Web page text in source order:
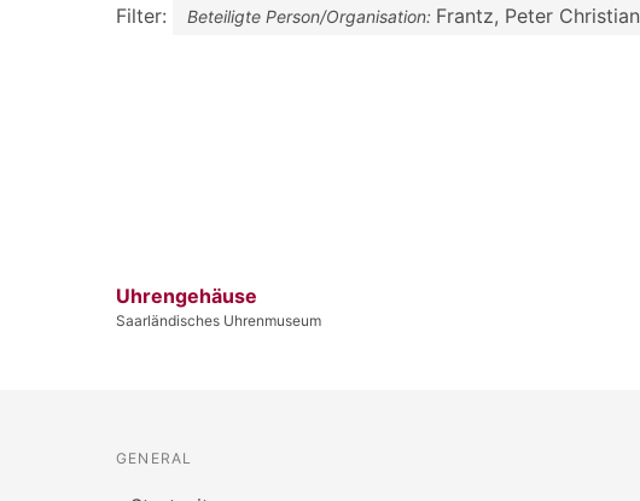
Filter: Beteiligte Person/Organisation: Frantz, Peter Christian
Uhrengehäuse
Saarländisches Uhrenmuseum
GENERAL